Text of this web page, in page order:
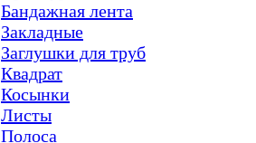
Бандажная лента
Закладные
Заглушки для труб
Квадрат
Косынки
Листы
Полоса